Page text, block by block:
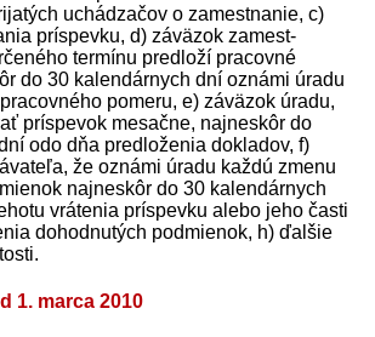
uchádzačov o zamestnanie, c)
príspevku, d) záväzok zamest­
termínu pred­loží pracovné
do 30 kalendárnych dní oznámi úradu
pomeru, e) záväzok úradu,
príspevok mesačne, najneskôr do
odo dňa pred­loženia dokladov, f)
že oznámi úradu každú zmenu
najneskôr do 30 kalendárnych
vrátenia príspevku alebo jeho časti
dohodnutých podmienok, h) ďalšie
1. marca 2010